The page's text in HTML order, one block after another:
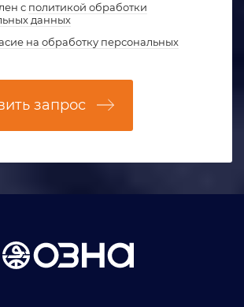
с политикой обработки
данных
на обработку персональных
запрос